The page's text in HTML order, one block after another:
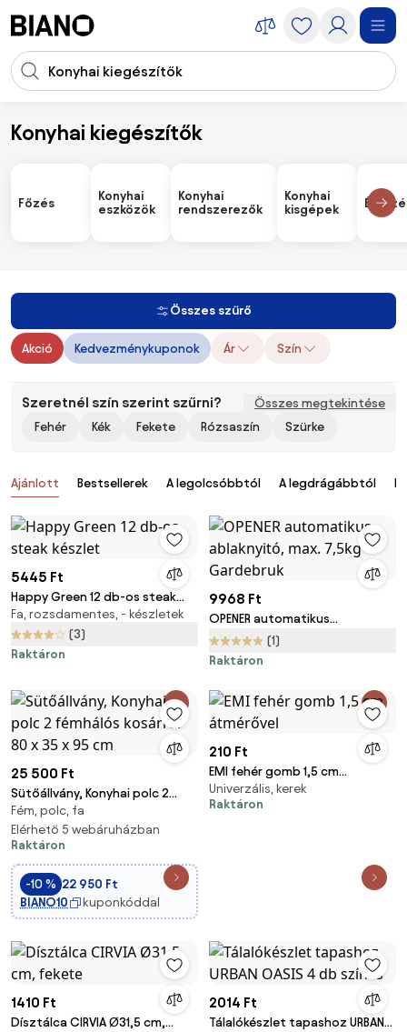
Keresési bevitel
Konyhai kiegészítők
Kiegészítők Konyhai kiegészítők
Főzés
Konyhai
eszközök
Konyhai
rendszerezők
Konyhai
kisgépek
Összes szűrő
Akció Kedvezménykuponok Ár Szín
Szeretnél szín szerint szűrni?
Összes megtekintése
Fehér
Kék Fekete Rózsaszín Szürke
Termékek
Ajánlott Bestsellerek A legolcsóbbtól A legdrágábbtól
5445 Ft
Happy Green 12 db-os steak
készlet
Fa, rozsdamentes, - készletek
(3)
Raktáron
9968 Ft
OPENER automatikus
ablaknyitó, max. 7,5kg
Gardebruk
(1)
Raktáron
25 500 Ft
Sütőállvány, Konyhai polc 2
fémhálós kosárral 80 x 35 x 95
cm
Fém, polc, fa
Elérhető 5 webáruházban
Raktáron
-10 % 22 950 Ft
BIANO10
kuponkóddal
210 Ft
EMI fehér gomb 1,5 cm
átmérővel
Univerzális, kerek
Raktáron
1410 Ft
Dísztálca CIRVIA Ø31,5 cm,
2014 Ft
Tálalókészlet tapashoz URBAN